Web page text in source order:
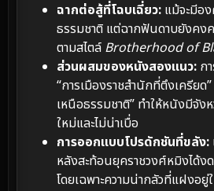
ฉากต่อสู้ที่โฉบเฉี่ยว: แม้จะมีอ
ธรรมชาติ แต่ฉากฟันดาบยังคง
ตามสไตล์ Brotherhood of
ส่วนผสมของหนังสองแนว: ก
“การเมืองราชสำนักที่ตึงเครีย
เหนือธรรมชาติ” ทำให้หนังมีจัง
ใหม่และไม่น่าเบื่อ
การออกแบบโปรดักชันที่ขลัง:
หลังสะท้อนยุคราชวงศ์หมิงได้ง
โดยเฉพาะความน่ากลัวที่แฝงอ